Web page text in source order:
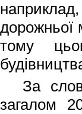
дорожньої
тому
За
загалом